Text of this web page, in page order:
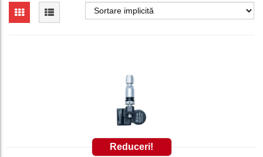
Reduceri!